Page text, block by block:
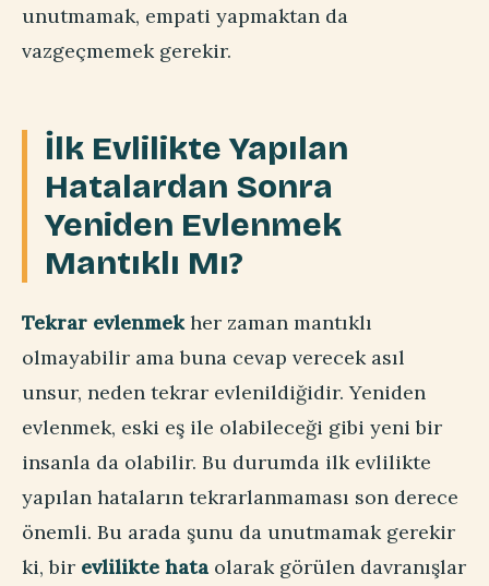
unutmamak, empati yapmaktan da
vazgeçmemek gerekir.
İlk Evlilikte Yapılan
Hatalardan Sonra
Yeniden Evlenmek
Mantıklı Mı?
Tekrar evlenmekher zaman mantıklı
olmayabilir ama buna cevap verecek asıl
unsur, neden tekrar evlenildiğidir. Yeniden
evlenmek, eski eş ile olabileceği gibi yeni bir
insanla da olabilir. Bu durumda ilk evlilikte
yapılan hataların tekrarlanmaması son derece
önemli. Bu arada şunu da unutmamak gerekir
ki, bir evlilikte hata olarak görülen davranışlar